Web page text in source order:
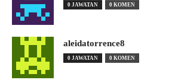
0 JAWATAN 0 KOMEN
aleidatorrence8
0 JAWATAN 0 KOMEN